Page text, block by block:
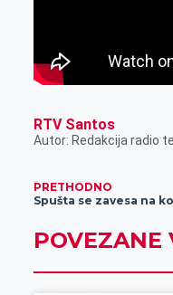
RTV Santos
Autor: Redakcija radio
PRETHODNO
POVEZANE